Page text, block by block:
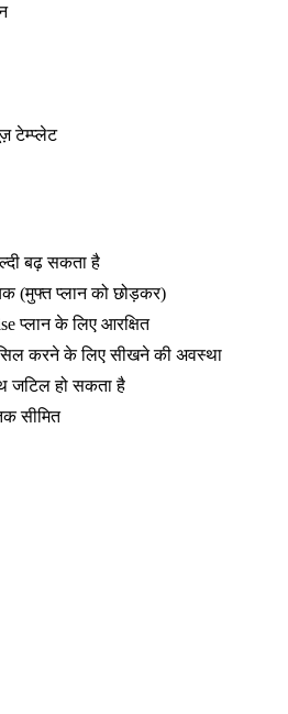
टेम्प्लेट
बढ़ सकता है
(मुफ्त प्लान को छोड़कर)
प्लान के लिए आरक्षित
करने के लिए सीखने की अवस्था
जटिल हो सकता है
सीमित